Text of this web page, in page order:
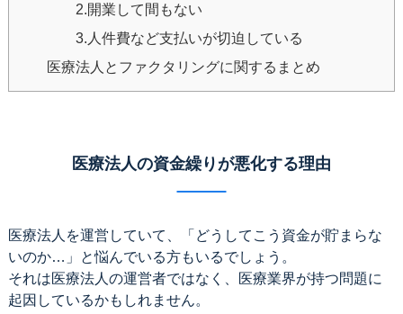
2.開業して間もない
3.人件費など支払いが切迫している
医療法人とファクタリングに関するまとめ
医療法人の資金繰りが悪化する理由
医療法人を運営していて、「どうしてこう資金が貯まらな
いのか…」と悩んでいる方もいるでしょう。
それは医療法人の運営者ではなく、医療業界が持つ問題に
起因しているかもしれません。